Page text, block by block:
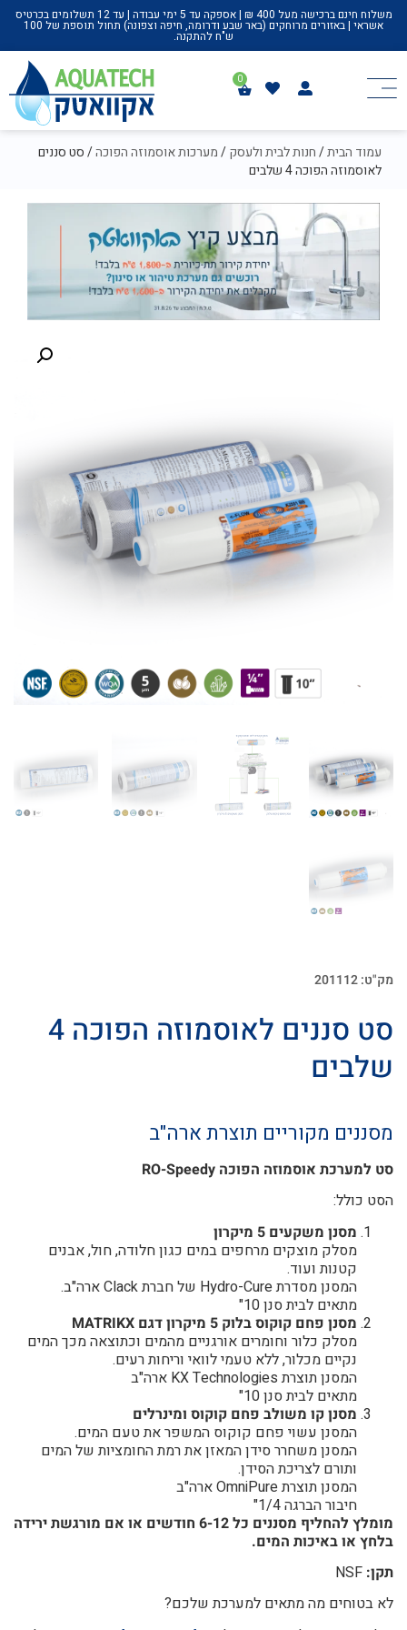
משלוח חינם ברכישה מעל 400 ₪ | אספקה עד 5 ימי עבודה | עד 12 תשלומים בכרטיס
אשראי | באזורים מרוחקים (באר שבע ודרומה, חיפה וצפונה) תחול תוספת של 100
ש"ח להתקנה.
עמוד הבית/חנות לבית ולעסק/מערכות אוסמוזה הפוכה/ סט סננים
לאוסמוזה הפוכה 4 שלבים
מק"ט: 201112
סט סננים לאוסמוזה הפוכה 4
שלבים
מסננים מקוריים תוצרת ארה"ב
סט למערכת אוסמוזה הפוכה RO-Speedy
הסט כולל:
מסנן משקעים 5 מיקרון
מסלק מוצקים מרחפים במים כגון חלודה, חול, אבנים
קטנותועוד.
המסנן מסדרתHydro-Cure שלחברתClackארה"ב.
מתאים לבית סנן 10"
מסנן פחם קוקוס בלוק 5 מיקרון דגם MATRIKX
מסלק כלור וחומרים אורגניים מהמים וכתוצאה מכך המים
נקיים מכלור, ללא טעמי לוואי וריחות רעים.
המסנן תוצרתKX Technologies ארה"ב
מתאים לבית סנן 10"
מסנן קו משולב פחם קוקוס ומינרלים
המסנן עשוי פחם קוקוס המשפר את טעם המים.
המסנן משחרר סידן המאזן את רמת החומציות של המים
ותורם לצריכת הסידן.
המסנן תוצרתOmniPureארה"ב
חיבור הברגה 1/4"
מומלץ להחליף מסננים כל 6-12 חודשים או אם מורגשת ירידה
בלחץ או באיכות המים.
תקן: NSF
לא בטוחים מה מתאים למערכת שלכם?